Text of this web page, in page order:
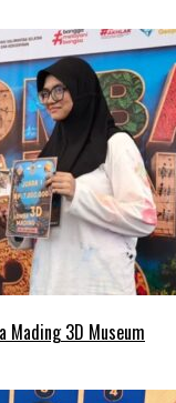
Mading 3D Museum